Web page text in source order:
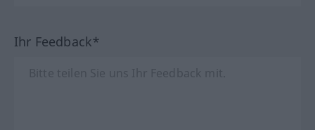
Ihr Feedback*